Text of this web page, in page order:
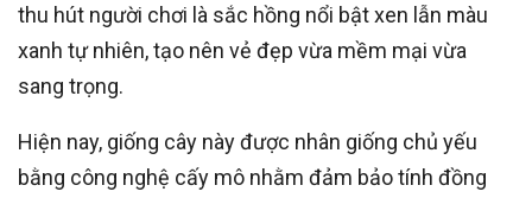
thu hút người chơi là sắc hồng nổi bật xen lẫn màu
xanh tự nhiên, tạo nên vẻ đẹp vừa mềm mại vừa
sang trọng.
Hiện nay, giống cây này được nhân giống chủ yếu
bằng công nghệ cấy mô nhằm đảm bảo tính đồng